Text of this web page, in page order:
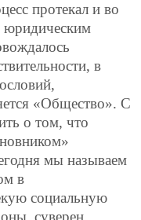
протекал и во
юридическим
в
«Общество». С
о том, что
мы называем
в
социальную